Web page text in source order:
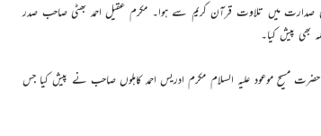
کی صدارت میں تلاوت قرآن کریم سے ہوا۔ مکرم عقیل احمد بھٹی صاحب صدر
مسیح موعود علیہ السلام مکرم ادریس احمد کاہلوں صاحب نے پیش کیا جس